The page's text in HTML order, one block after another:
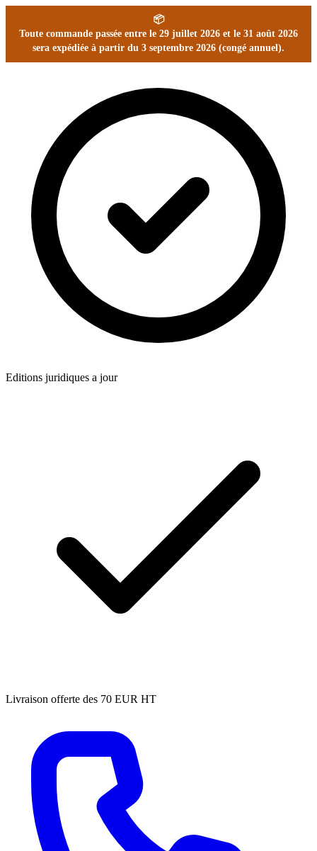
📦
Toute commande passée entre le 29 juillet 2026 et le 31 août 2026
sera expédiée à partir du 3 septembre 2026 (congé annuel).
Editions juridiques a jour
Livraison offerte des 70 EUR HT